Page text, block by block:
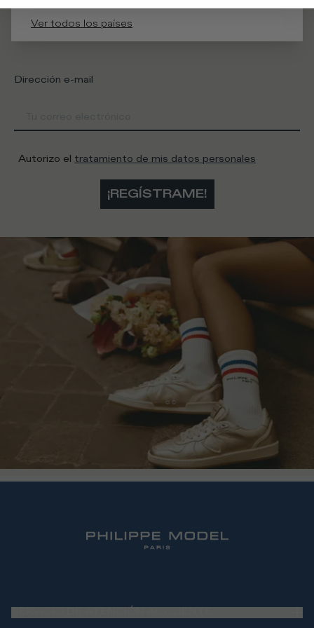
Hombre
Mujer
Dirección e-mail
Autorizo el tratamiento de mis datos personales
¡REGÍSTRAME!
Ver todos los países